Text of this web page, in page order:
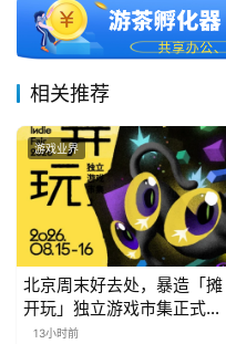
上
海
站
中
中
国
)
相关推荐
游戏业界
北京周末好去处，暴造「摊
开玩」独立游戏市集正式开
票！
13小时前